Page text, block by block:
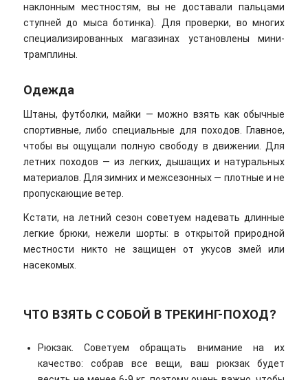
наклонным местностям, вы не доставали пальцами
ступней до мыса ботинка). Для проверки, во многих
специализированных магазинах установлены мини-
трамплины.
Одежда
Штаны, футболки, майки — можно взять как обычные
спортивные, либо специальные для походов. Главное,
чтобы вы ощущали полную свободу в движении. Для
летних походов — из легких, дышащих и натуральных
материалов. Для зимних и межсезонных — плотные и не
пропускающие ветер.
Кстати, на летний сезон советуем надевать длинные
легкие брюки, нежели шорты: в открытой природной
местности никто не защищен от укусов змей или
насекомых.
ЧТО ВЗЯТЬ С СОБОЙ В ТРЕКИНГ-ПОХОД?
Рюкзак. Советуем обращать внимание на их
качество: собрав все вещи, ваш рюкзак будет